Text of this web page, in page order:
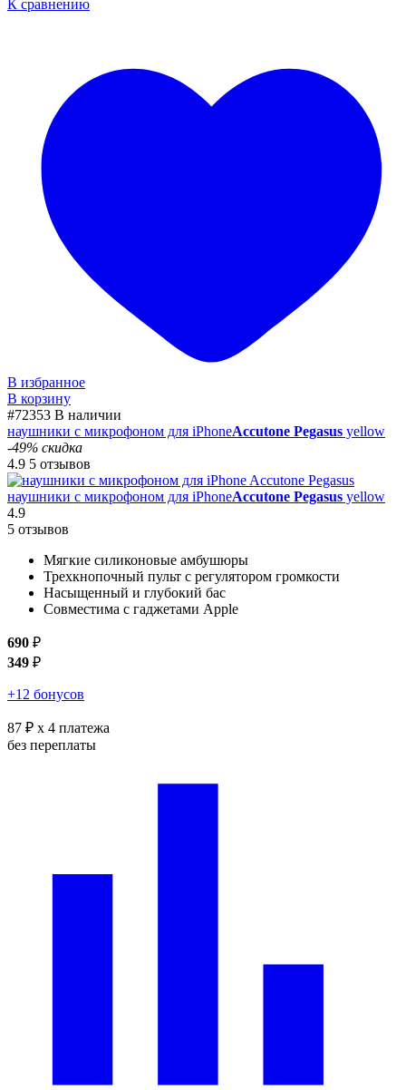
К сравнению
В избранное
В корзину
#72353 В наличии
наушники с микрофоном для iPhoneAccutone Pegasus yellow
-49% скидка
4.9 5 отзывов
наушники с микрофоном для iPhoneAccutone Pegasus yellow
4.9
5 отзывов
Мягкие силиконовые амбушюры
Трехкнопочный пульт с регулятором громкости
Насыщенный и глубокий бас
Совместима с гаджетами Apple
690 ₽
349 ₽
+12 бонусов
87 ₽ x 4 платежа
без переплаты